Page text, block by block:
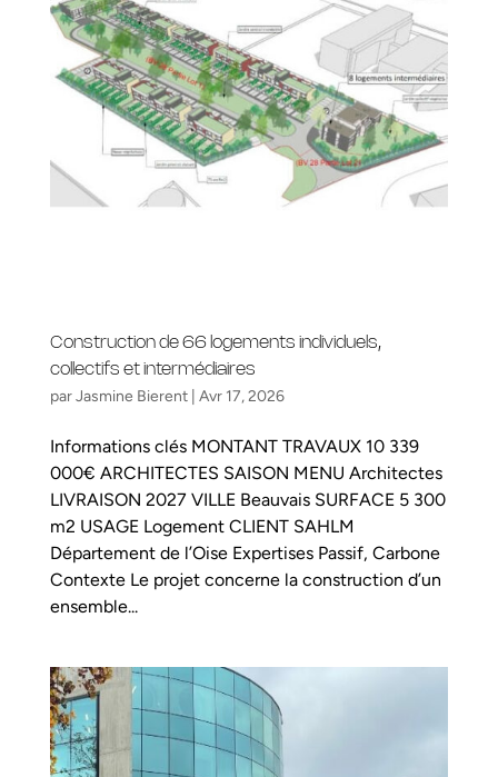
Construction de 66 logements individuels,
collectifs et intermédiaires
parJasmine Bierent| Avr 17, 2026
Informations clés MONTANT TRAVAUX 10 339
000€ ARCHITECTES SAISON MENU Architectes
LIVRAISON 2027 VILLE Beauvais SURFACE 5 300
m2 USAGE Logement CLIENT SAHLM
Département de l’Oise Expertises Passif, Carbone
Contexte Le projet concerne la construction d’un
ensemble...